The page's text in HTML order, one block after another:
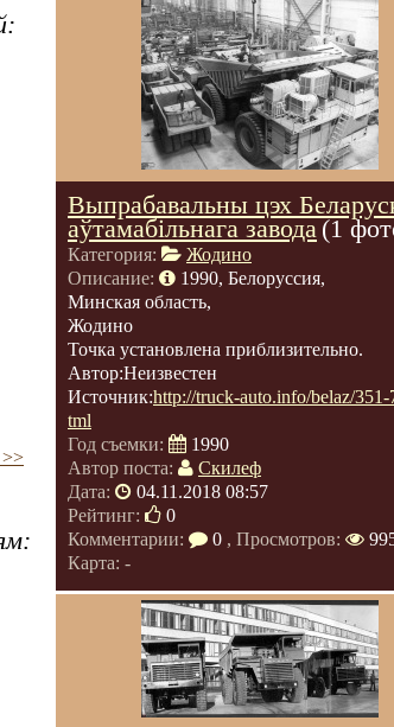
>>
Выпрабавальны цэх
аўтамабільнага завода(1
Категория:
Жодино
Описание:
1990, Белоруссия,
Минская область,
Жодино
Точка установлена приблизительно.
Автор:Неизвестен
Источник:http://truck-auto.info/belaz/351-
tml
Год съемки:
1990
Автор поста:
Скилеф
Дата:
04.11.2018 08:57
Рейтинг:
0
Комментарии:
0 , Просмотров:
Карта: -